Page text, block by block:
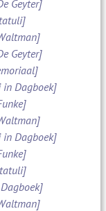
Geyter]
Geyter]
in Dagboek]
in Dagboek]